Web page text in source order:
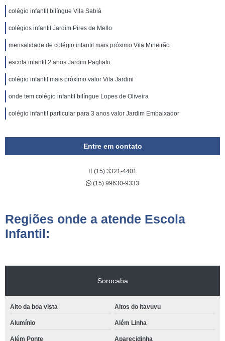
colégio infantil bilíngue Vila Sabiá
colégios infantil Jardim Pires de Mello
mensalidade de colégio infantil mais próximo Vila Mineirão
escola infantil 2 anos Jardim Pagliato
colégio infantil mais próximo valor Vila Jardini
onde tem colégio infantil bilíngue Lopes de Oliveira
colégio infantil particular para 3 anos valor Jardim Embaixador
Entre em contato
(15) 3321-4401
(15) 99630-9333
Regiões onde a atende Escola
Infantil:
Sorocaba
Alto da boa vista Altos do Itavuvu
Alumínio Além Linha
Além Ponte Aparecidinha